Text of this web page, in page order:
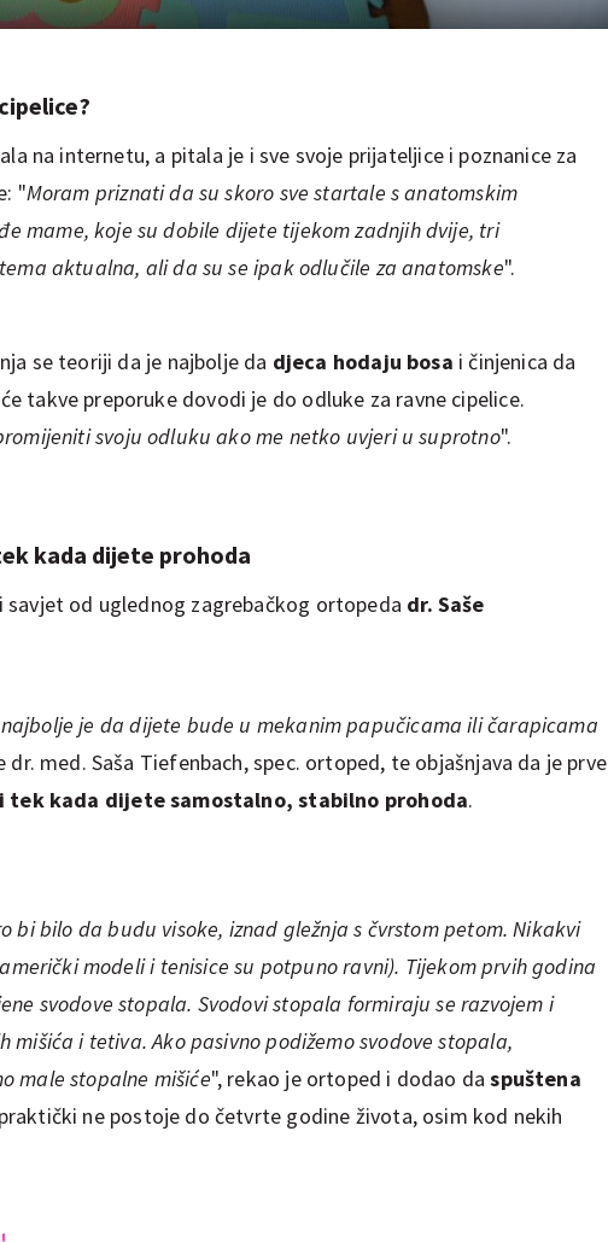
na internetu, a pitala je i sve svoje prijateljice i poznanice za
"Moram priznati da su skoro sve startale s anatomskim
mame, koje su dobile dijete tijekom zadnjih dvije, tri
aktualna, ali da su se ipak odlučile za anatomske".
se teoriji da je najbolje da djeca hodaju bosa i činjenica da
takve preporuke dovodi je do odluke za ravne cipelice.
svoju odluku ako me netko uvjeri u suprotno".
kada dijete prohoda
od uglednog zagrebačkog ortopeda dr. Saše
je da dijete bude u mekanim papučicama ili čarapicama
dr. med. Saša Tiefenbach, spec. ortoped, te objašnjava da je prve
tek kada dijete samostalno, stabilno prohoda.
bi bilo da budu visoke, iznad gležnja s čvrstom petom. Nikakvi
modeli i tenisice su potpuno ravni). Tijekom prvih godina
svodove stopala. Svodovi stopala formiraju se razvojem i
mišića i tetiva. Ako pasivno podižemo svodove stopala,
male stopalne mišiće", rekao je ortoped i dodao daspuštena
ne postoje do četvrte godine života, osim kod nekih